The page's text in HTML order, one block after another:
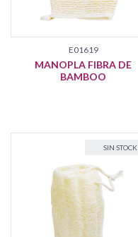
E01619
MANOPLA FIBRA DE
BAMBOO
NOVEDAD
SIN STOCK